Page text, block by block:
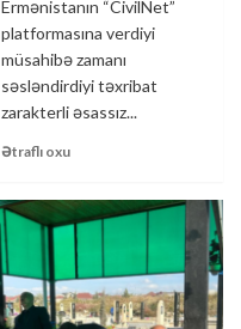
Ermənistanın “CivilNet”
platformasına verdiyi
müsahibə zamanı
səsləndirdiyi təxribat
zarakterli əsassız...
Ətraflı oxu